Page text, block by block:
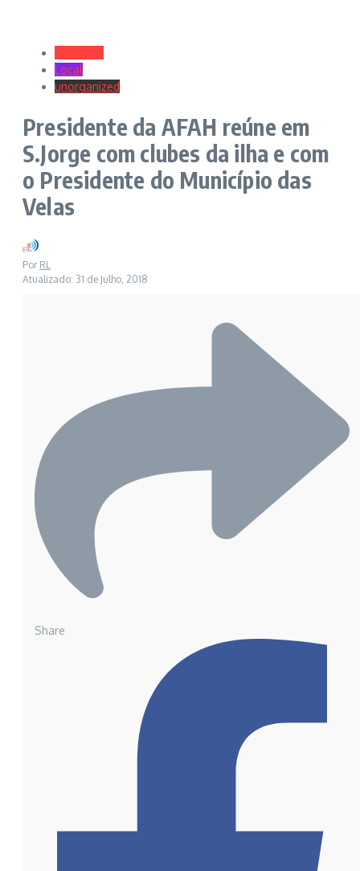
Local
unorganized
Presidente da AFAH reúne em
S.Jorge com clubes da ilha e com
o Presidente do Município das
Velas
Por RL
Atualizado: 31 de Julho, 2018
Share